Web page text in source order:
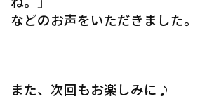
などのお声をいただきました。
また、次回もお楽しみに♪